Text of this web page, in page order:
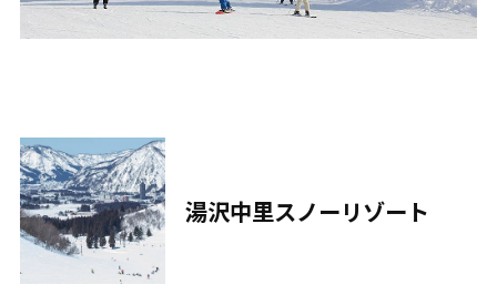
湯沢中里スノーリゾート